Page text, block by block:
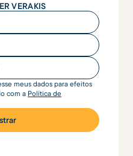
VERAKIS
meus dados para efeitos
com a Política de